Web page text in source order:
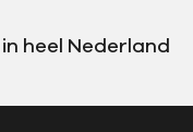
heel Nederland